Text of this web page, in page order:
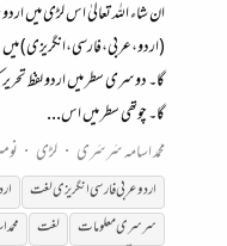
ان شاء اللہ تعالیٰ اس لڑی میں
(اردو،عربی،فارسی،انگریزی) میں
گا۔ دوسری سطر میں اردو لفظ
گا۔ چوتھی سطر میں اس...
محمد اسامہ سَرسَری
لڑی نومبر
اردو عربی فارسی انگریزی لغت
سرسریمعلومات لغت